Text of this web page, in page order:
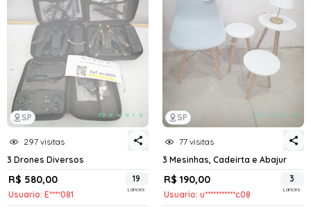
SP
297 visitas
3 Drones Diversos
R$ 580,00
Usuario: E****081
19
Lances
SP
77 visitas
3 Mesinhas, Cadeirta e Abajur
R$ 190,00
Usuario: u***********c08
3
Lances